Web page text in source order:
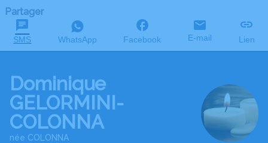
Partager
SMS WhatsApp Facebook E-mail Lien
Dominique
GELORMINI-
COLONNA
née COLONNA